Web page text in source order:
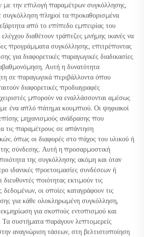
με την επιλογή παραμέτρων συγκόλλησης,
συγκόλληση πληροί τα προκαθορισμένα
από το επίπεδο εμπειρίας του
διαθέτουν τράπεζες μνήμης ικανές να
προγράμματα συγκόλλησης, επιτρέποντας
για διαφορετικές παραγωγικές διαδικασίες
Αυτή η δυνατότητα
σε παραγωγικά περιβάλλοντα όπου
διαφορετικές προδιαγραφές
μπορούν να εναλλάσσονται αμέσως
ένα απλό πάτημα κουμπιού. Οι ψηφιακοί
μηχανισμούς ανάδρασης που
τις παραμέτρους σε απάντηση
όπως οι διαφορές στο πάχος του υλικού ή
της σύνδεσης. Αυτή η προσαρμοστική
της συγκόλλησης ακόμη και όταν
ιδανικές προετοιμασίες συνδέσεων ή
ποιότητας εκτιμούν τις
δεδομένων, οι οποίες καταγράφουν τις
για κάθε ολοκληρωμένη συγκόλληση,
για σκοπούς εντοπισμού και
Τα συστήματα παράγουν λεπτομερείς
αναγνώριση τάσεων, στη βελτιστοποίηση